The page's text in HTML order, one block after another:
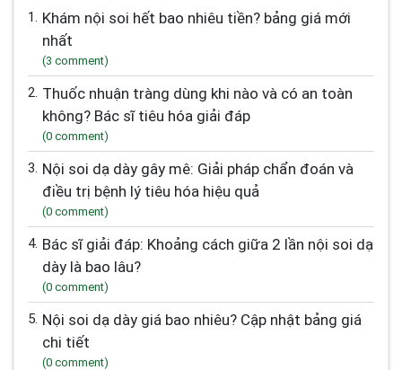
1. Khám nội soi hết bao nhiêu tiền? bảng giá mới
nhất
(3 comment)
2. Thuốc nhuận tràng dùng khi nào và có an toàn
không? Bác sĩ tiêu hóa giải đáp
(0 comment)
3. Nội soi dạ dày gây mê: Giải pháp chẩn đoán và
điều trị bệnh lý tiêu hóa hiệu quả
(0 comment)
4. Bác sĩ giải đáp: Khoảng cách giữa 2 lần nội soi dạ
dày là bao lâu?
(0 comment)
5. Nội soi dạ dày giá bao nhiêu? Cập nhật bảng giá
chi tiết
(0 comment)